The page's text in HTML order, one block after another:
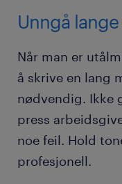
Unngå
Når man er
å skrive en lang
nødvendig. Ikke
press
noe feil. Hold
profesjonell.